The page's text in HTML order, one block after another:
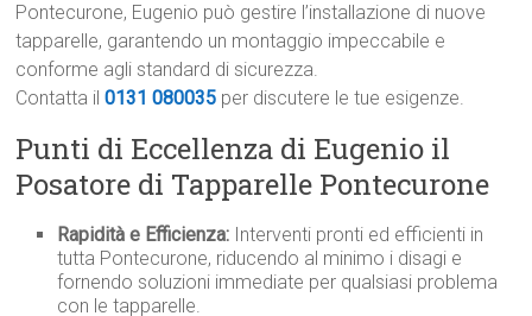
Pontecurone, Eugenio può gestire l’installazione di nuove
tapparelle, garantendo un montaggio impeccabile e
conforme agli standard di sicurezza.
Contatta il0131 080035 per discutere le tue esigenze.
Punti di Eccellenza di Eugenio il
Posatore di Tapparelle Pontecurone
Rapidità e Efficienza: Interventi pronti ed efficienti in
tutta Pontecurone, riducendo al minimo i disagi e
fornendo soluzioni immediate per qualsiasi problema
con le tapparelle.